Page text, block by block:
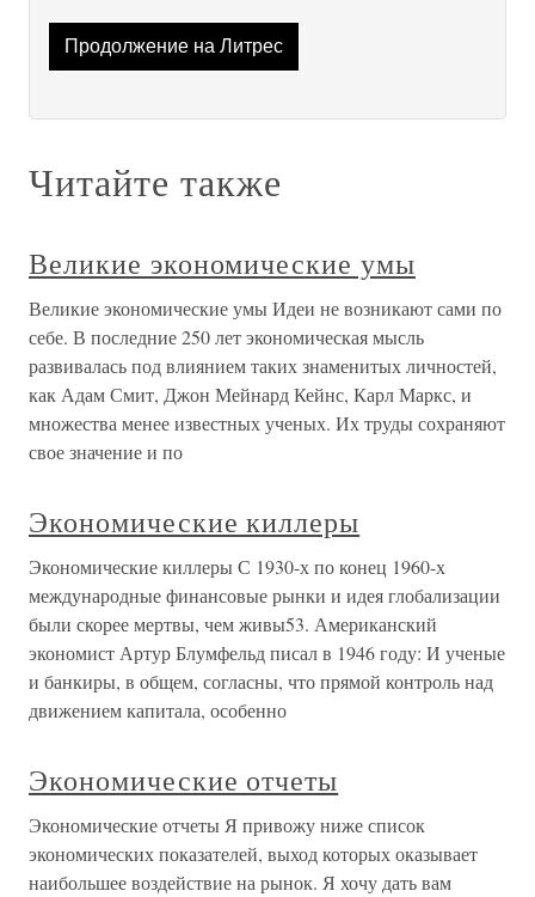
Продолжение на Литрес
Читайте также
Великие экономические умы
Великие экономические умы Идеи не возникают сами по
себе. В последние 250 лет экономическая мысль
развивалась под влиянием таких знаменитых личностей,
как Адам Смит, Джон Мейнард Кейнс, Карл Маркс, и
множества менее известных ученых. Их труды сохраняют
свое значение и по
Экономические киллеры
Экономические киллеры С 1930-х по конец 1960-х
международные финансовые рынки и идея глобализации
были скорее мертвы, чем живы53. Американский
экономист Артур Блумфельд писал в 1946 году: И ученые
и банкиры, в общем, согласны, что прямой контроль над
движением капитала, особенно
Экономические отчеты
Экономические отчеты Я привожу ниже список
экономических показателей, выход которых оказывает
наибольшее воздействие на рынок. Я хочу дать вам